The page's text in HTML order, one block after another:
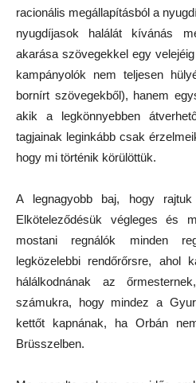
racionális megállapításból a
nyugdíjasok halálát kívánás
akarása szövegekkel egy
kampányolók nem teljesen
bornírt szövegekből), hanem
akik a legkönnyebben
tagjainak leginkább csak
hogy mi történik körülöttük.
A legnagyobb baj, hogy
Elköteleződésük végleges és
mostani regnálók minden
legközelebbi rendőrőrsre, ahol
hálálkodnának az
számukra, hogy mindez a
kettőt kapnának, ha Orbán
Brüsszelben.